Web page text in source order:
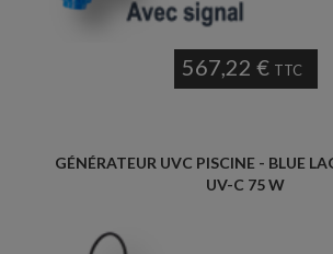
567,22 € TTC
GÉNÉRATEUR UVC PISCINE - BLUE
UV-C 75 W